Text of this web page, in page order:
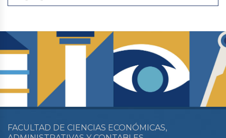
FACULTAD DE CIENCIAS ECONÓMICAS,